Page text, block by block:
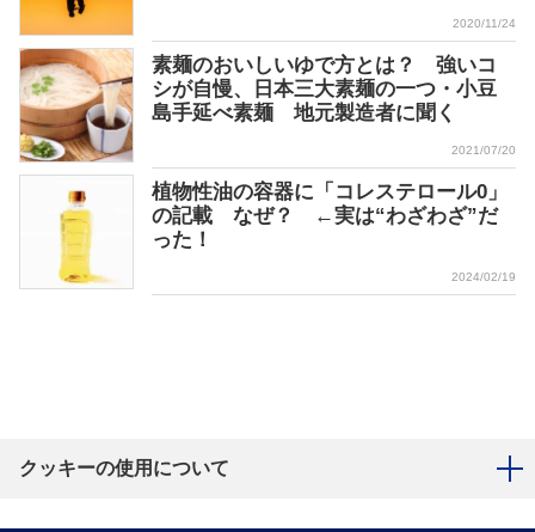
2020/11/24
素麺のおいしいゆで方とは？ 強いコ
シが自慢、日本三大素麺の一つ・小豆
島手延べ素麺 地元製造者に聞く
2021/07/20
植物性油の容器に「コレステロール0」
の記載 なぜ？ ←実は“わざわざ”だ
った！
2024/02/19
クッキーの使用について